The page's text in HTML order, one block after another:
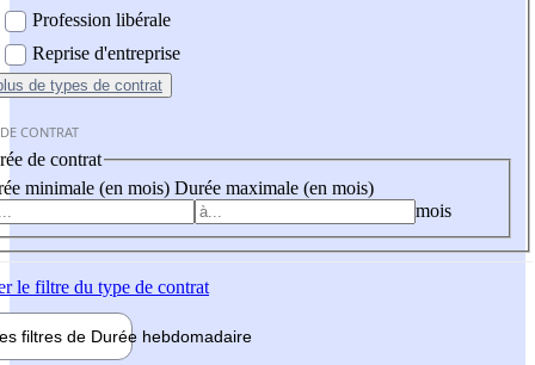
Profession libérale
Reprise d'entreprise
de types de contrat
CONTRAT
de contrat
minimale (en mois) Durée maximale (en mois)
mois
le filtre du type de contrat
filtres de Durée hebdomadaire